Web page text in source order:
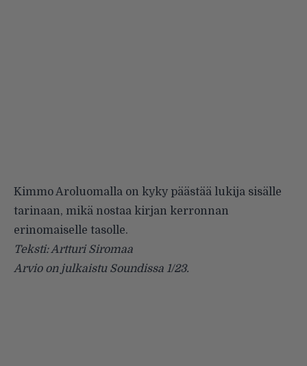
Kimmo Aroluomalla on kyky päästää lukija sisälle
tarinaan, mikä nostaa kirjan kerronnan
erinomaiselle tasolle.
Teksti: Artturi Siromaa
Arvio on julkaistu Soundissa 1/23.